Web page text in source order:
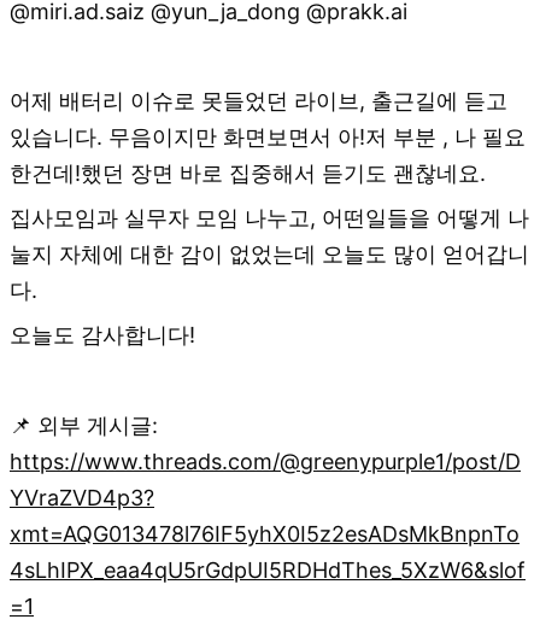
@miri.ad.saiz @yun_ja_dong @prakk.ai
어제 배터리 이슈로 못들었던 라이브, 출근길에 듣고
있습니다. 무음이지만 화면보면서 아!저 부분 , 나 필요
한건데!했던 장면 바로 집중해서 듣기도 괜찮네요.
집사모임과 실무자 모임 나누고, 어떤일들을 어떻게 나
눌지 자체에 대한 감이 없었는데 오늘도 많이 얻어갑니
다.
오늘도 감사합니다!
📌 외부 게시글:
https://www.threads.com/@greenypurple1/post/D
YVraZVD4p3?
xmt=AQG013478l76IF5yhX0I5z2esADsMkBnpnTo
4sLhIPX_eaa4qU5rGdpUI5RDHdThes_5XzW6&slof
=1